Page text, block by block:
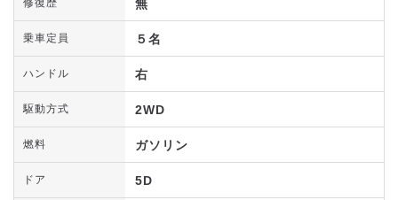
修復歴 無
乗車定員 ５名
ハンドル 右
駆動方式 2WD
燃料 ガソリン
ドア 5D